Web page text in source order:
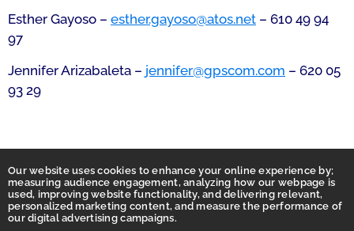
Our website uses cookies to enhance your online experience by;
measuring audience engagement, analyzing how our webpage is
used, improving website functionality, and delivering relevant,
personalized marketing content, and measure the performance of
our digital advertising campaigns.
Esther Gayoso – esther.gayoso@atos.net – 610 49 94
97
Jennifer Arizabaleta – jennifer@gpscom.com – 620 05
93 29